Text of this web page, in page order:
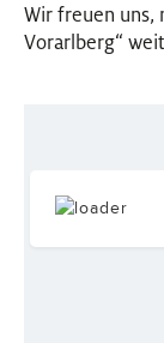
Wir freuen uns,
Vorarlberg“